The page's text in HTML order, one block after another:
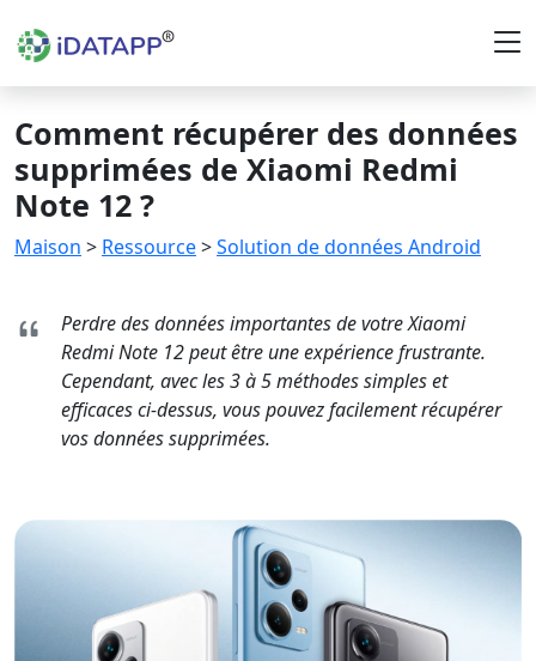
Comment récupérer des données
supprimées de Xiaomi Redmi
Note 12 ?
Maison > Ressource>Solution de données Android
Perdre des données importantes de votre Xiaomi
Redmi Note 12 peut être une expérience frustrante.
Cependant, avec les 3 à 5 méthodes simples et
efficaces ci-dessus, vous pouvez facilement récupérer
vos données supprimées.